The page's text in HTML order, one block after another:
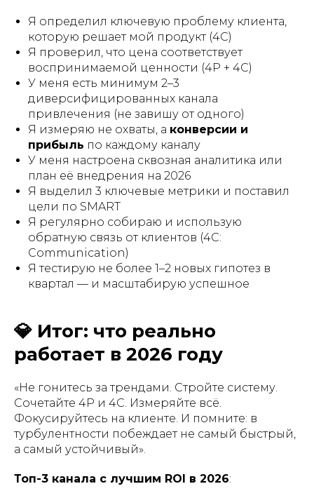
Я определил ключевую проблему клиента,
которую решает мой продукт (4C)
Я проверил, что цена соответствует
воспринимаемой ценности (4P + 4C)
У меня есть минимум 2–3
диверсифицированных канала
привлечения (не завишу от одного)
Я измеряю не охваты, а конверсии и
прибыль по каждому каналу
У меня настроена сквозная аналитика или
план её внедрения на 2026
Я выделил 3 ключевые метрики и поставил
цели по SMART
Я регулярно собираю и использую
обратную связь от клиентов (4C:
Communication)
Я тестирую не более 1–2 новых гипотез в
квартал — и масштабирую успешное
💎 Итог: что реально
работает в 2026 году
«Не гонитесь за трендами. Стройте систему.
Сочетайте 4P и 4C. Измеряйте всё.
Фокусируйтесь на клиенте. И помните: в
турбулентности побеждает не самый быстрый,
а самый устойчивый».
Топ-3 канала с лучшим ROI в 2026: